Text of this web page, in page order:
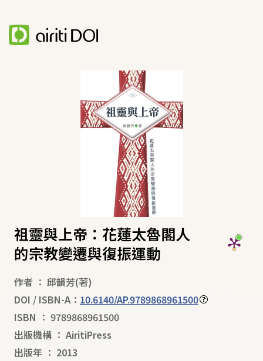
祖靈與上帝：花蓮太魯閣人
的宗教變遷與復振運動
作者 ： 邱韻芳(著)
DOI / ISBN-A： 10.6140/AP.9789868961500
ISBN ： 9789868961500
出版機構 ： AiritiPress
出版年 ： 2013